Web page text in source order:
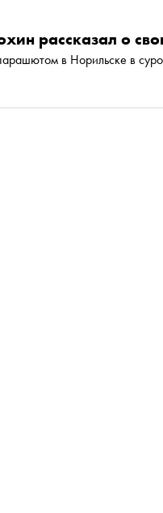
рассказал о
в Норильске в